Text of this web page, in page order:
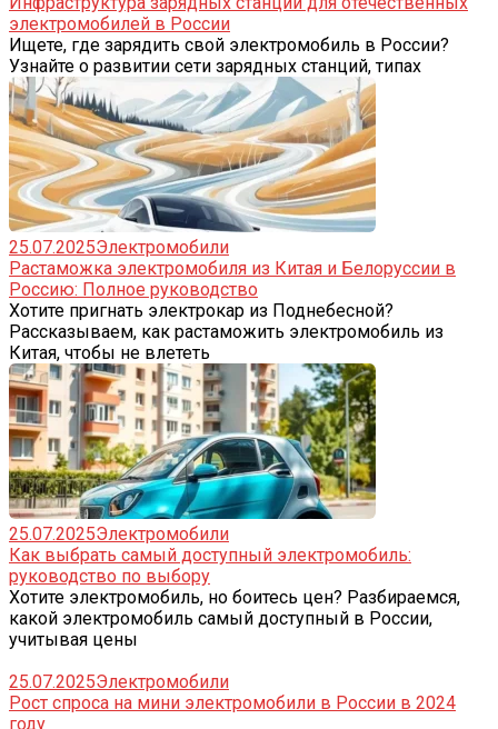
электромобилей в России
Ищете, где зарядить свой электромобиль в России?
Узнайте о развитии сети зарядных станций, типах
25.07.2025Электромобили
Растаможка электромобиля из Китая и Белоруссии в
Россию: Полное руководство
Хотите пригнать электрокар из Поднебесной?
Рассказываем, как растаможить электромобиль из
Китая, чтобы не влететь
25.07.2025Электромобили
Как выбрать самый доступный электромобиль:
руководство по выбору
Хотите электромобиль, но боитесь цен? Разбираемся,
какой электромобиль самый доступный в России,
учитывая цены
25.07.2025Электромобили
Рост спроса на мини электромобили в России в 2024
году